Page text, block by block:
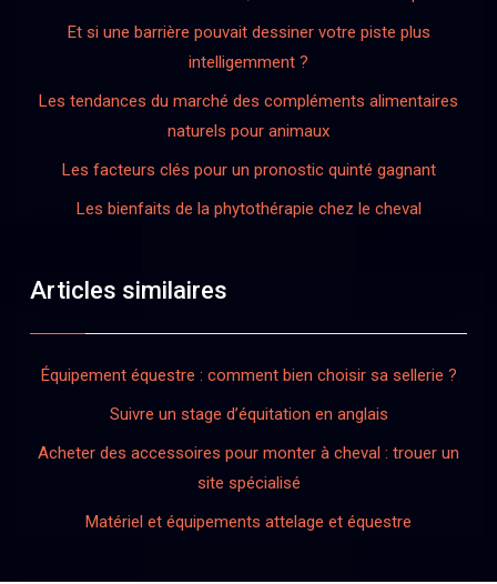
Et si une barrière pouvait dessiner votre piste plus
intelligemment ?
Les tendances du marché des compléments alimentaires
naturels pour animaux
Les facteurs clés pour un pronostic quinté gagnant
Les bienfaits de la phytothérapie chez le cheval
Articles similaires
Équipement équestre : comment bien choisir sa sellerie ?
Suivre un stage d’équitation en anglais
Acheter des accessoires pour monter à cheval : trouer un
site spécialisé
Matériel et équipements attelage et équestre